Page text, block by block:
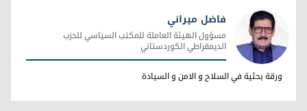
فاضل ميراني
فاضل ميراني
مسؤول الهيئة العاملة للمكتب السياسي للحزب
الديمقراطي الكوردستاني
ورقة بحثية في السلاح و الامن و السيادة